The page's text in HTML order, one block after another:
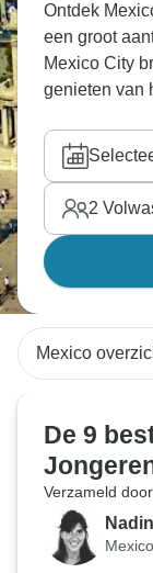
Ontdek
een groot
Mexico City
genieten van
2
Mexico
De 9
Verzameld door